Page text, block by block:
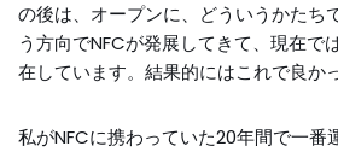
の後は、オープンに、どういうかたち
う方向でNFCが発展してきて、現在で
在しています。結果的にはこれで良か
私がNFCに携わっていた20年間で一番